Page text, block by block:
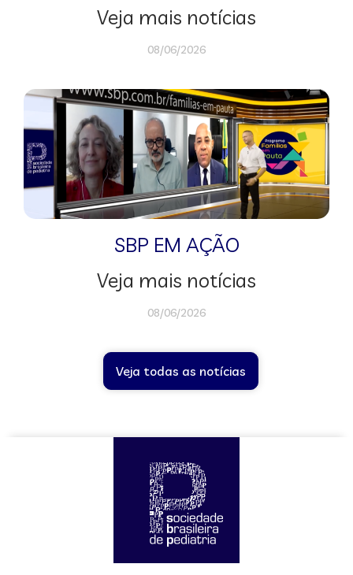
Veja mais notícias
08/06/2026
SBP EM AÇÃO
Veja mais notícias
08/06/2026
Veja todas as notícias